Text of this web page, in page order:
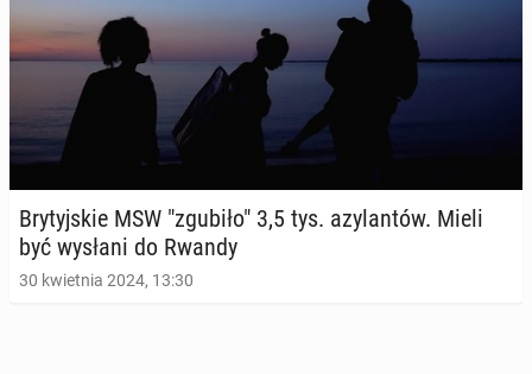
Bry­tyj­skie MSW "zgubiło" 3,5 tys. azy­lan­tów. Mieli
być wysłani do Rwandy
30 kwietnia 2024, 13:30